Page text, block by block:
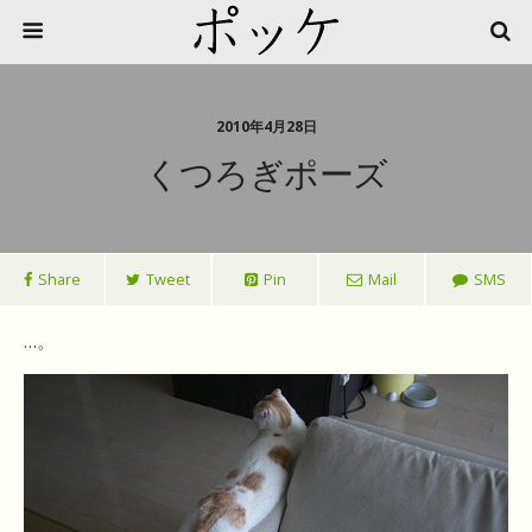
2010年4月28日
くつろぎポーズ
Share Tweet Pin Mail SMS
…。